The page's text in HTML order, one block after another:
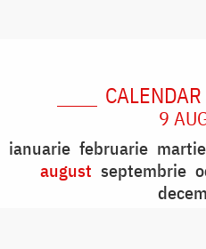
9
ianuarie februarie martie
august septembrie